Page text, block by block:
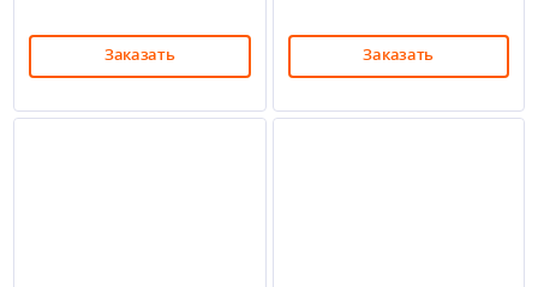
Заказать Заказать